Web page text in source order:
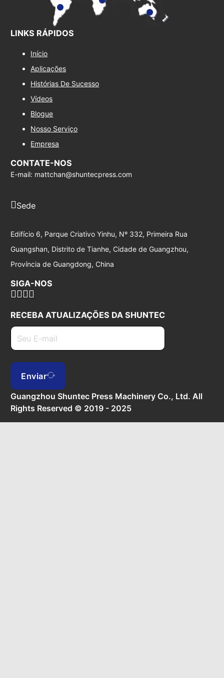
LINKS RÁPIDOS
Início
Aplicações
Histórias De Sucesso
Vídeos
Blogue
Nosso Serviço
Empresa
CONTATE-NOS
E-mail: mattchan@shuntecpress.com
Sede
Edifício 6, Parque Criativo Yinhu, Nº 332, Primeira Rua
Guangshan, Distrito de Tianhe, Cidade de Guangzhou,
Província de Guangdong, China
SIGA-NOS
RECEBA ATUALIZAÇÕES DA SHUNTEC
Enviar
Guangzhou Shuntec Press Machinery Co., Ltd. All
Rights Reserved © 2019 - 2025